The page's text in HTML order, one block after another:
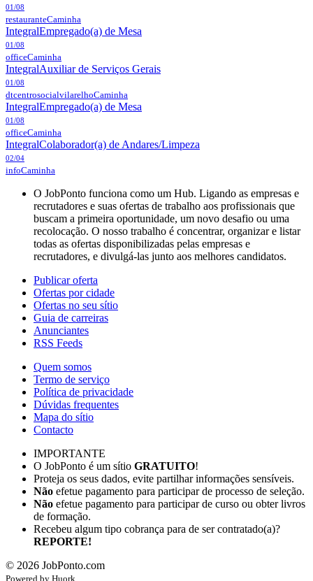
01/08
restauranteCaminha
IntegralEmpregado(a) de Mesa
01/08
officeCaminha
IntegralAuxiliar de Serviços Gerais
01/08
dtcentrosocialvilarelhoCaminha
IntegralEmpregado(a) de Mesa
01/08
officeCaminha
IntegralColaborador(a) de Andares/Limpeza
02/04
infoCaminha
O JobPonto funciona como um Hub. Ligando as empresas e
recrutadores e suas ofertas de trabalho aos profissionais que
buscam a primeira oportunidade, um novo desafio ou uma
recolocação. O nosso trabalho é concentrar, organizar e listar
todas as ofertas disponibilizadas pelas empresas e
recrutadores, e divulgá-las junto aos melhores candidatos.
Publicar oferta
Ofertas por cidade
Ofertas no seu sítio
Guia de carreiras
Anunciantes
RSS Feeds
Quem somos
Termo de serviço
Política de privacidade
Dúvidas frequentes
Mapa do sítio
Contacto
IMPORTANTE
O JobPonto é um sítio GRATUITO!
Proteja os seus dados, evite partilhar informações sensíveis.
Não efetue pagamento para participar de processo de seleção.
Não efetue pagamento para participar de curso ou obter livros
de formação.
Recebeu algum tipo cobrança para de ser contratado(a)?
REPORTE!
© 2026 JobPonto.com
Powered by Huork